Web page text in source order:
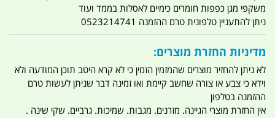
משקפי מגן כפפות חומרים כימיים לאסלות בממד ועוד
ניתן להתעניין טלפונית טרם ההזמנה 0523214741
מדיניות החזרת מוצרים:
לא ניתן להחזיר מוצרים שהמזמין הזמין כי לא קרא היטב תוכן המודעה ולא
וידא כי צבע או צורה שחשב קיימת ואו זמינה דבר שניתן לעשות טרם
ההזמנה בטלפון
אין החזרת מוצרי הגיינה. מזרנים. מגבות. שמיכות. גרביים. שקי שינה .